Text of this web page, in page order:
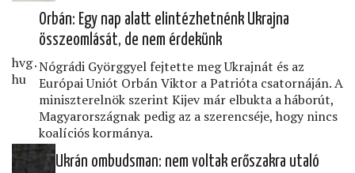
hvg․
hu
Orbán: Egy nap alatt elintézhetnénk Ukrajna
összeomlását, de nem érdekünk
Nógrádi Györggyel fejtette meg Ukrajnát és az
Európai Uniót Orbán Viktor a Patrióta csatornáján. A
miniszterelnök szerint Kijev már elbukta a háborút,
Magyarországnak pedig az a szerencséje, hogy nincs
koalíciós kormánya.
Ukrán ombudsman: nem voltak erőszakra utaló